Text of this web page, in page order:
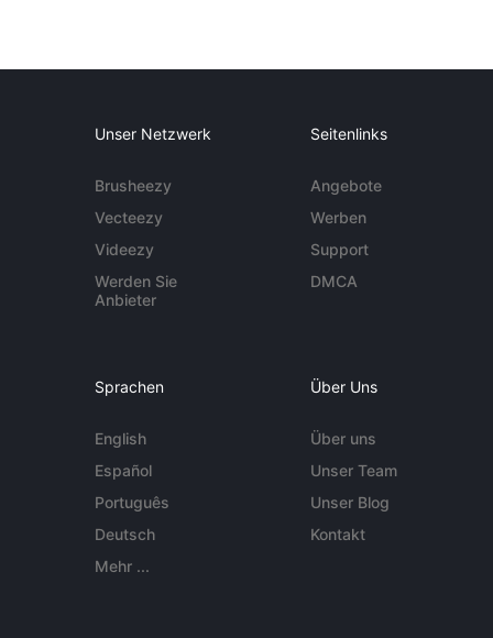
Unser Netzwerk
Brusheezy
Vecteezy
Videezy
Werden Sie
Anbieter
Seitenlinks
Angebote
Werben
Support
DMCA
Sprachen
English
Español
Português
Deutsch
Mehr ...
Über Uns
Über uns
Unser Team
Unser Blog
Kontakt